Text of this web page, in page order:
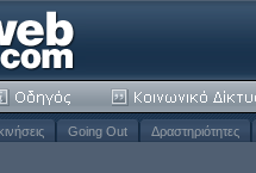
Going Out Δραστηριότητες